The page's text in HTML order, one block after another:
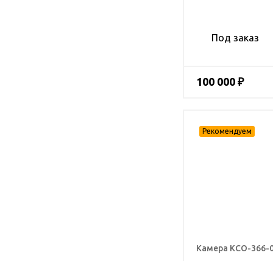
Под заказ
100 000 ₽
Камера КСО-366-